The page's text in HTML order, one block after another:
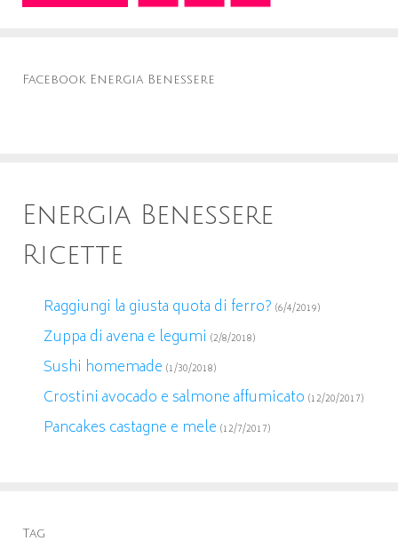
Facebook Energia Benessere
Energia Benessere
Ricette
Raggiungi la giusta quota di ferro? (6/4/2019)
Zuppa di avena e legumi (2/8/2018)
Sushi homemade (1/30/2018)
Crostini avocado e salmone affumicato (12/20/2017)
Pancakes castagne e mele (12/7/2017)
Tag